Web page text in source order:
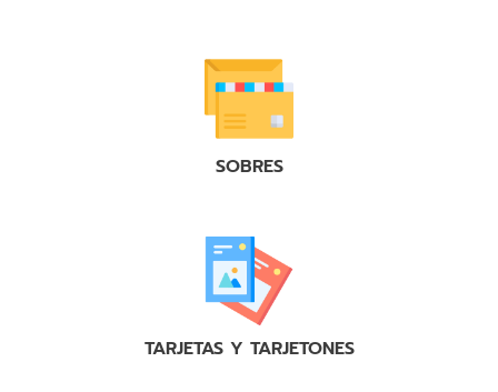
SOBRES
TARJETAS Y TARJETONES